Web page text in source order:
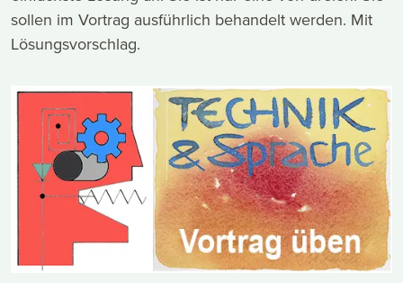
sollen im Vortrag ausführlich behandelt werden. Mit
Lösungsvorschlag.